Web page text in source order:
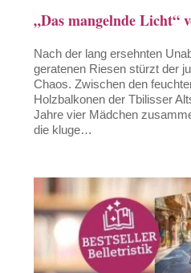
„Das mangelnde Licht“
Nach der lang ersehnten
geratenen Riesen stürzt der
Chaos. Zwischen den
Holzbalkonen der Tbilisser
Jahre vier Mädchen
die kluge…